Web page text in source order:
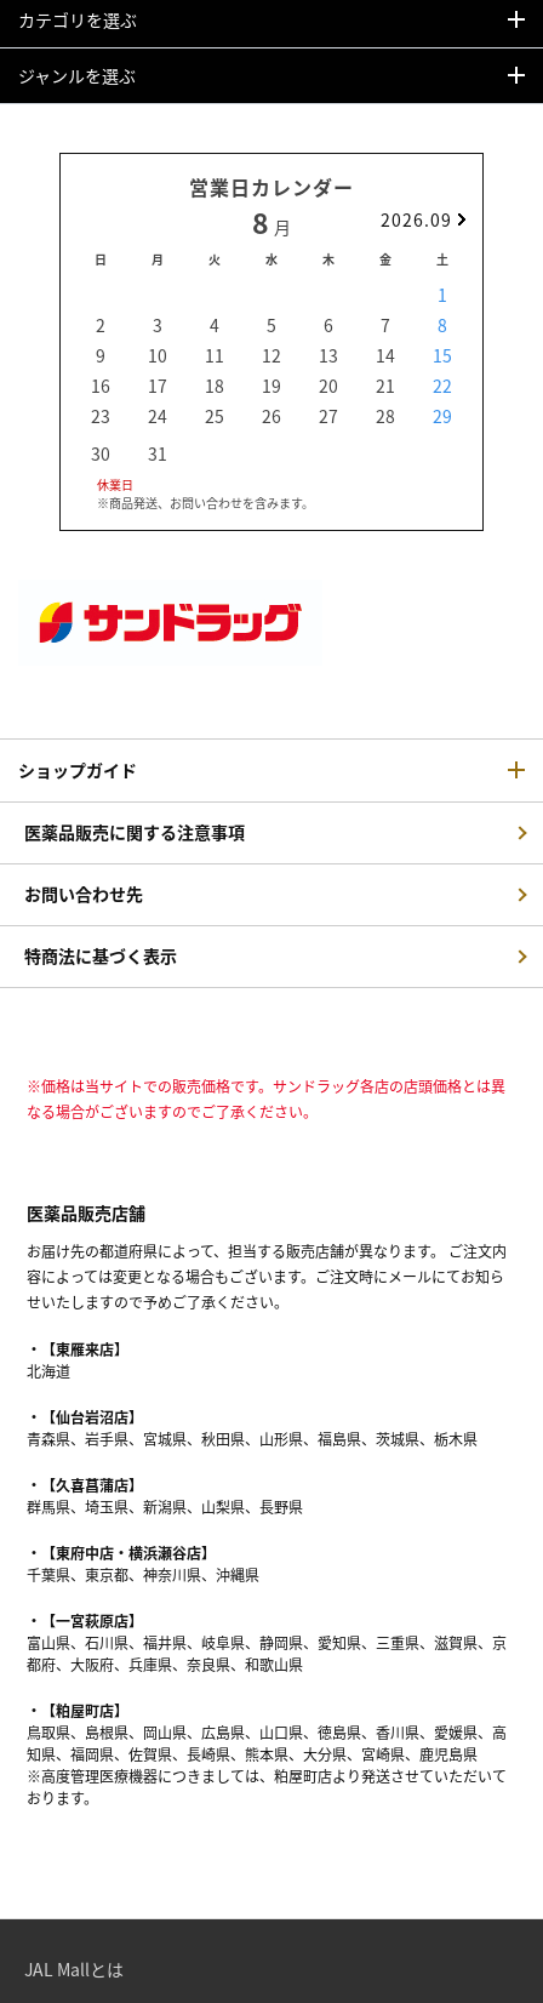
カテゴリを選ぶ
ジャンルを選ぶ
営業日カレンダー
8 月 2026.09
日 月 火 水 木 金 土
1
2
3 4 5 6 7
8
9
10 11 12 13 14
15
16
17 18 19 20 21
22
23
24 25 26 27 28
29
30
31
休業日
※商品発送、お問い合わせを含みます。
ショップガイド
医薬品販売に関する注意事項
お問い合わせ先
特商法に基づく表示
※価格は当サイトでの販売価格です。サンドラッグ各店の店頭価格とは異
なる場合がございますのでご了承ください。
医薬品販売店舗
お届け先の都道府県によって、担当する販売店舗が異なります。 ご注文内
容によっては変更となる場合もございます。ご注文時にメールにてお知ら
せいたしますので予めご了承ください。
【東雁来店】
北海道
【仙台岩沼店】
青森県、岩手県、宮城県、秋田県、山形県、福島県、茨城県、栃木県
【久喜菖蒲店】
群馬県、埼玉県、新潟県、山梨県、長野県
【東府中店・横浜瀬谷店】
千葉県、東京都、神奈川県、沖縄県
【一宮萩原店】
富山県、石川県、福井県、岐阜県、静岡県、愛知県、三重県、滋賀県、京
都府、大阪府、兵庫県、奈良県、和歌山県
【粕屋町店】
鳥取県、島根県、岡山県、広島県、山口県、徳島県、香川県、愛媛県、高
知県、福岡県、佐賀県、長崎県、熊本県、大分県、宮崎県、鹿児島県
※高度管理医療機器につきましては、粕屋町店より発送させていただいて
おります。
JAL Mallとは